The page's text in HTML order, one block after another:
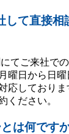
して直接
てご来社で
曜日から日
応しており
ください。
は何です